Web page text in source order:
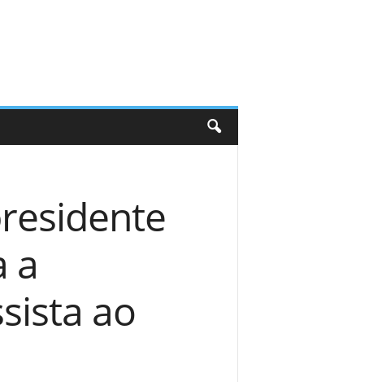
a
ao